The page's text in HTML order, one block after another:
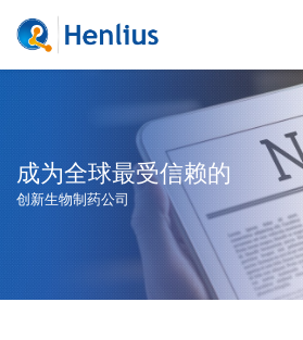
成为全球最受信赖的
创新生物制药公司